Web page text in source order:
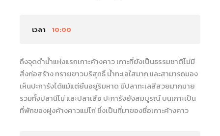
เวลา 10:00
ถึงจุดดำน้ำแห่งแรกเกาะค้างคาว เกาะที่ยังเป็นธรรมชาติไม่มี
สิ่งก่อสร้าง ทรายขาวบริสุทธิ์ น้ำทะเลใสมาก และสามารถมอง
เห็นปะการังได้แม้แต่ยืนอยู่ริมหาด มีปลาทะเลสีสวยมากมาย
รวมทั้งปลานีโม่ และปลาเสือ ปะการังยังสมบูรณ์ บนเกาะเป็น
ที่พักของฝูงค้างคาวแม่ไก่ ซึ่งเป็นที่มาของชื่อเกาะค้างคาว